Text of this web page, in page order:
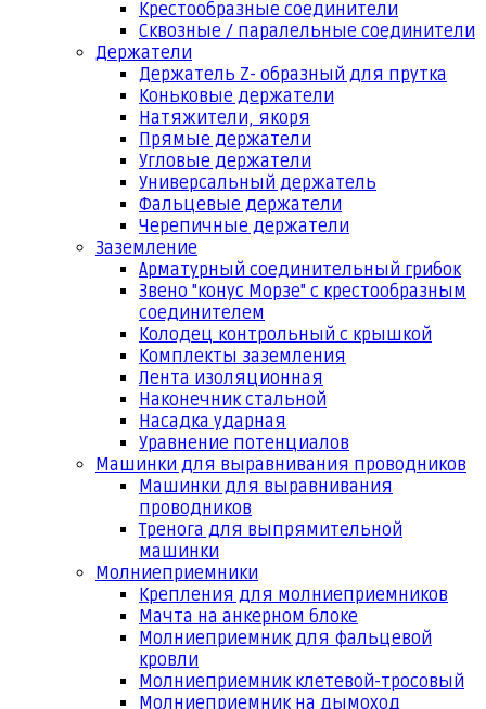
Крестообразные соединители
Сквозные / паралельные соединители
Держатели
Держатель Z- образный для прутка
Коньковые держатели
Натяжители, якоря
Прямые держатели
Угловые держатели
Универсальный держатель
Фальцевые держатели
Черепичные держатели
Заземление
Арматурный соединительный грибок
Звено "конус Морзе" с крестообразным
соединителем
Колодец контрольный с крышкой
Комплекты заземления
Лента изоляционная
Наконечник стальной
Насадка ударная
Уравнение потенциалов
Машинки для выравнивания проводников
Машинки для выравнивания
проводников
Тренога для выпрямительной
машинки
Молниеприемники
Крепления для молниеприемников
Мачта на анкерном блоке
Молниеприемник для фальцевой
кровли
Молниеприемник клетевой-тросовый
Молниеприемник на дымоход